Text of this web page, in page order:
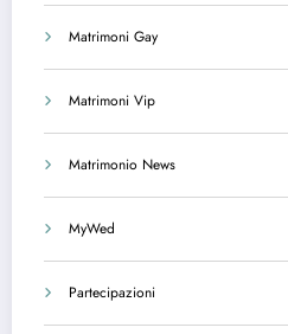
Matrimoni Gay
Matrimoni Vip
Matrimonio News
MyWed
Partecipazioni